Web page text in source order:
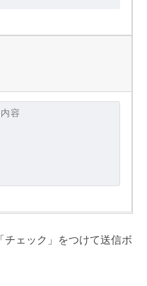
ェック」をつけて送信ボ